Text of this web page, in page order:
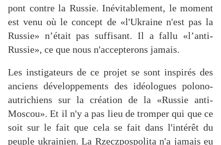
pont contre la Russie. Inévitablement, le moment
est venu où le concept de «l'Ukraine n'est pas la
Russie» n’était pas suffisant. Il a fallu «l’anti-
Russie», ce que nous n'accepterons jamais.
Les instigateurs de ce projet se sont inspirés des
anciens développements des idéologues polono-
autrichiens sur la création de la «Russie anti-
Moscou». Et il n'y a pas lieu de tromper qui que ce
soit sur le fait que cela se fait dans l'intérêt du
peuple ukrainien. La Rzeczpospolita n'a jamais eu